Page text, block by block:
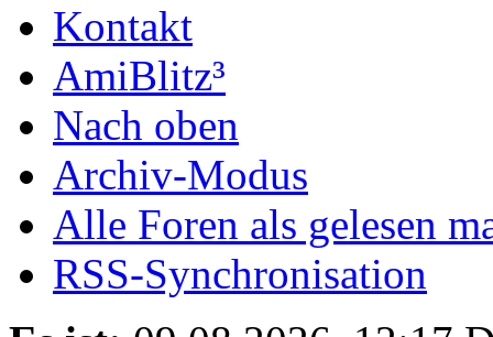
Kontakt
AmiBlitz³
Nach oben
Archiv-Modus
Alle Foren als gelesen
RSS-Synchronisation